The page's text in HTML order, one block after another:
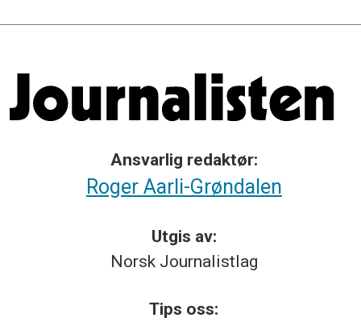
Ansvarlig redaktør:
Roger Aarli-Grøndalen
Utgis av:
Norsk Journalistlag
Tips oss: